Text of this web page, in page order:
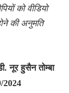
को वीडियो
की अनुमति
नूर हुसैन तोम्बा
2024